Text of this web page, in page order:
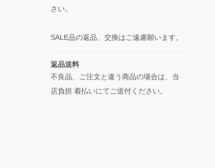
さい。
SALE品の返品、交換はご遠慮願います。
返品送料
不良品、ご注文と違う商品の場合は、当
店負担 着払いにてご送付ください。